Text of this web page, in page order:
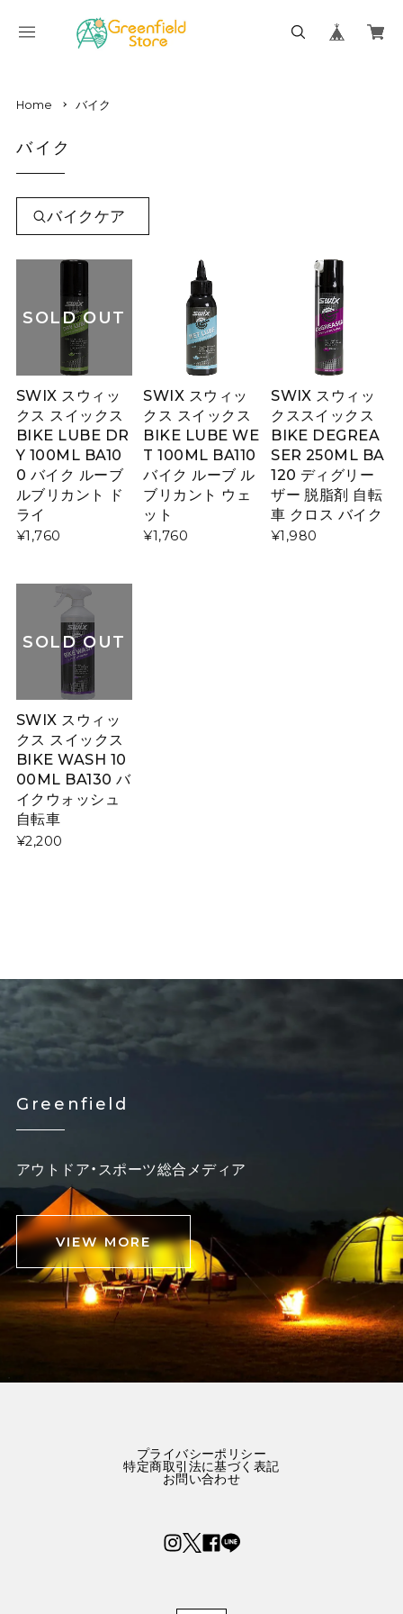
Home バイク
バイク
バイクケア
SOLD OUT
SWIX スウィッ
クス スイックス
BIKE LUBE DR
Y 100ML BA10
0 バイク ルーブ
ルブリカント ド
ライ
¥1,760
SWIX スウィッ
クス スイックス
BIKE LUBE WE
T 100ML BA110
バイク ルーブ ル
ブリカント ウェ
ット
¥1,760
SWIX スウィッ
クススイックス
BIKE DEGREA
SER 250ML BA
120 ディグリー
ザー 脱脂剤 自転
車 クロス バイク
¥1,980
SOLD OUT
SWIX スウィッ
クス スイックス
BIKE WASH 10
00ML BA130 バ
イクウォッシュ
自転車
¥2,200
Greenfield
アウトドア・スポーツ総合メディア
VIEW MORE
プライバシーポリシー
特定商取引法に基づく表記
お問い合わせ